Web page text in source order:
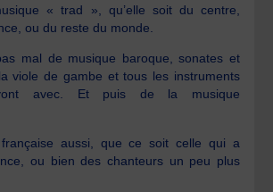
« trad », qu’elle soit du centre,
ou du reste du monde.
mal de musique baroque, sonates et
viole de gambe et tous les instruments
avec. Et puis de la musique
aussi, que ce soit celle qui a
ou bien des chanteurs un peu plus